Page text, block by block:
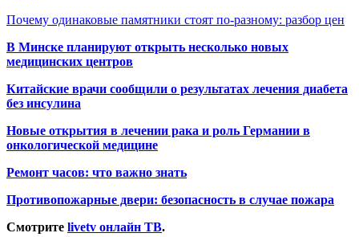
Почему одинаковые памятники стоят по-разному: разбор цен
В Минске планируют открыть несколько новых
медицинских центров
Китайские врачи сообщили о результатах лечения диабета
без инсулина
Новые открытия в лечении рака и роль Германии в
онкологической медицине
Ремонт часов: что важно знать
Противопожарные двери: безопасность в случае пожара
Смотрите livetv онлайн ТВ.